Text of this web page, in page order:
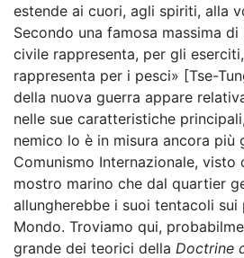
estende ai cuori, agli spiriti, alla
Secondo una famosa massima
civile rappresenta, per gli
rappresenta per i pesci» [Tse-
della nuova guerra appare
nelle sue caratteristiche
nemico lo è in misura ancora più
Comunismo Internazionale, visto
mostro marino che dal quartier
allungherebbe i suoi tentacoli sui
Mondo. Troviamo qui,
grande dei teorici della Doctrine